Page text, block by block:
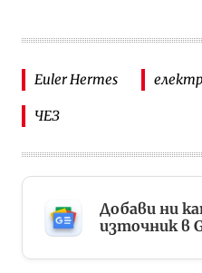
Euler Hermеs
ЧЕЗ
Добави ни
източник в